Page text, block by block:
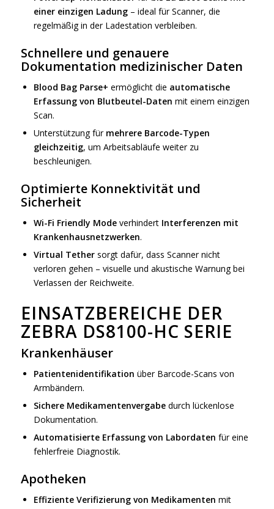
einer einzigen Ladung– ideal für Scanner, die
regelmäßig in der Ladestation verbleiben.
Schnellere und genauere
Dokumentation medizinischer Daten
Blood Bag Parse+ ermöglicht die automatische
Erfassung von Blutbeutel-Daten mit einem einzigen
Scan.
Unterstützung für mehrere Barcode-Typen
gleichzeitig, um Arbeitsabläufe weiter zu
beschleunigen.
Optimierte Konnektivität und
Sicherheit
Wi-Fi Friendly Modeverhindert Interferenzen mit
Krankenhausnetzwerken.
Virtual Tethersorgt dafür, dass Scanner nicht
verloren gehen – visuelle und akustische Warnung bei
Verlassen der Reichweite.
EINSATZBEREICHE DER
ZEBRA DS8100-HC SERIE
Krankenhäuser
Patientenidentifikation über Barcode-Scans von
Armbändern.
Sichere Medikamentenvergabedurch lückenlose
Dokumentation.
Automatisierte Erfassung von Labordaten für eine
fehlerfreie Diagnostik.
Apotheken
Effiziente Verifizierung von Medikamenten mit